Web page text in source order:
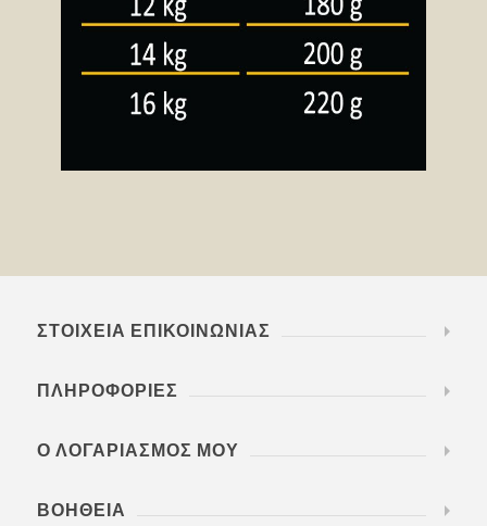
ΣΤΟΙΧΕΊΑ ΕΠΙΚΟΙΝΩΝΊΑΣ
ΠΛΗΡΟΦΟΡΊΕΣ
Ο ΛΟΓΑΡΙΑΣΜΌΣ ΜΟΥ
ΒΟΉΘΕΙΑ